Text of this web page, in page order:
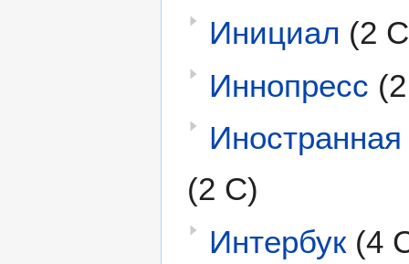
Инициал (2
Иннопресс
(2 С)
Интербук (4